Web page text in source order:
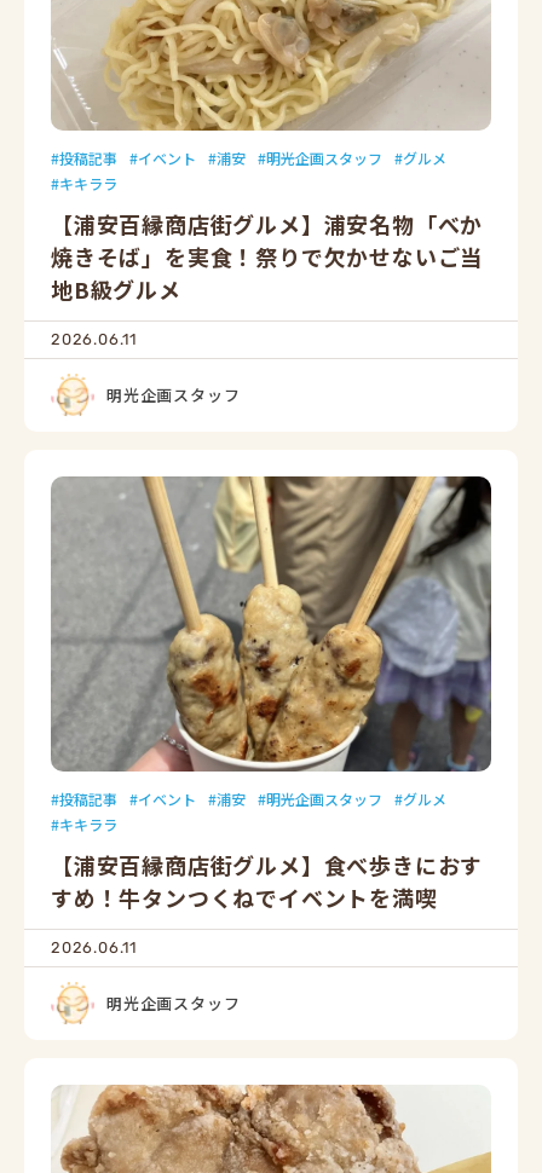
投稿記事 イベント 浦安 明光企画スタッフ
グルメ
キキララ
【浦安百縁商店街グルメ】浦安名物「べか
焼きそば」を実食！祭りで欠かせないご当
地B級グルメ
2026.06.11
明光企画スタッフ
投稿記事 イベント 浦安 明光企画スタッフ
グルメ
キキララ
【浦安百縁商店街グルメ】食べ歩きにおす
すめ！牛タンつくねでイベントを満喫
2026.06.11
明光企画スタッフ